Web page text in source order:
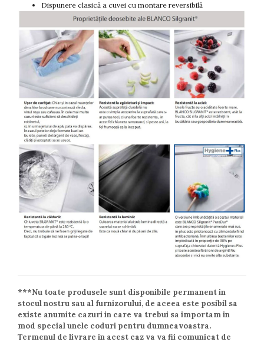
Dispunere clasică a cuvei cu montare reversibilă
***Nu toate produsele sunt disponibile permanent in
stocul nostru sau al furnizorului, de aceea este posibil sa
existe anumite cazuri in care va trebui sa importam in
mod special unele coduri pentru dumneavoastra.
Termenul de livrare in acest caz va va fii comunicat de